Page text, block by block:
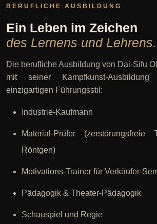
BERUFLICHE AUSBILDUNG
Ein Leben im Zeichen
des Lernens und Lehrens.
Die berufliche Ausbildung von Dai-Sifu
mit seiner Kampfkunst-
einzigartigen Führungsstil:
Industrie-Kaufmann
Material-Prüfer
Röntgen)
Motivations-Trainer für Verkäufer-
Pädagogik & Theater-Pädagogik
Schauspiel und Regie